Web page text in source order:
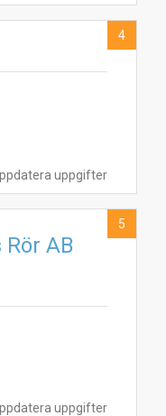
uppgifter
4
uppgifter
AB
5